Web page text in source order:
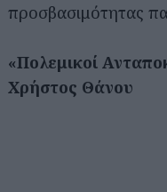
προσβασιμότητας
«Πολεμικοί
Χρήστος Θάνου